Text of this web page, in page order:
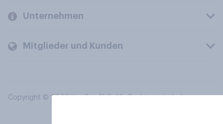
Unternehmen
Mitglieder und Kunden
Copyright © 2026 YouGov PLC. Alle Rechte vorbehalten.